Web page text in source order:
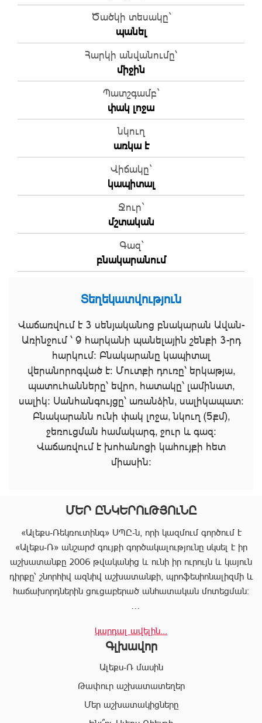
Ծածկի տեսակը`
պանել
Հարկի անվանումը՝
միջին
Պատշգամբ`
փակ լոջա
նկուղ
առկա է
Վիճակը`
կապիտալ
Ջուր`
մշտական
Գազ`
բնակարանում
Տեղեկատվություն
Վաճառվում է 3 սենյականոց բնակարան Ավան-
Առինջում ՝ 9 հարկանի պանելային շենքի 3-րդ
հարկում։ Բնակարանը կապիտալ
վերանորոգված է: Մուտքի դուռը՝ երկաթյա,
պատուհանները՝ եվրո, հատակը՝ լամինատ,
սալիկ։ Սանհանգույցը՝ առանձին, սալիկապատ։
Բնակարանն ունի փակ լոջա, նկուղ (5քմ),
ջեռուցման համակարգ, ջուր և գազ։
Վաճառվում է խոհանոցի կահույքի հետ
միասին։
ՄԵՐ ԸՆԿԵՐՈւԹՅՈւՆԸ
«Ալեքս-Ռեկռուտինգ» ՍՊԸ-ն, որի կազմում գործում է
«Ալեքս-Ռ» անշարժ գույքի գործակալությունը սկսել է իր
աշխատանքը 2006 թվականից և ունի իր ուրույն և կայուն
դիրքը՝ շնորհիվ ազնիվ աշխատանքի, պրոֆեսիոնալիզմի և
հաճախորդներին ցուցաբերած անհատական մոտեցման:
ամբողջական փաթեթ, որը թույլ է տալիս հաճախորդին
արագ իրագործել ցանկացած գործարք անշարժ գույքի
ոլորտում:
շնորհիվ՝ «Ալեքս-Ռ» ընկերության պրոֆեսիոնալ
անձնակազմը Ձեզ կօգնի իրականացնել շահավետ
կարդալ ավելին...
Գլխավոր
Ալեքս-Ռ մասին
Թափուր աշխատատեղեր
Մեր աշխատակիցները